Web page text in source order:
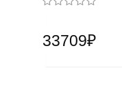
33709₽